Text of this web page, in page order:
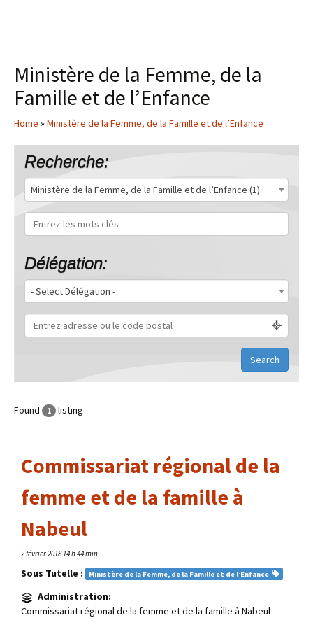
Ministère de la Femme, de la
Famille et de l’Enfance
Home » Ministère de la Femme, de la Famille et de l’Enfance
Recherche:
Ministère de la Femme, de la Famille et de l’Enfance (1)
Délégation:
- Select Délégation -
Found 1 listing
Commissariat régional de la
femme et de la famille à
Nabeul
2 février 2018 14 h 44 min
Sous Tutelle : Ministère de la Femme, de la Famille et de l’Enfance
Administration:
Commissariat régional de la femme et de la famille à Nabeul